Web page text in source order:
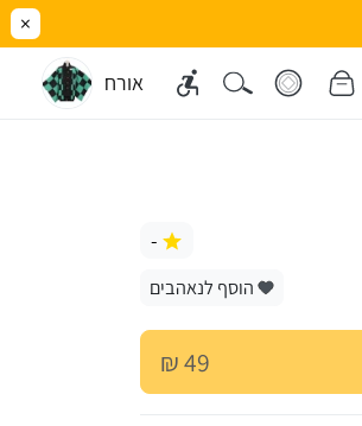
×
אורח
-
הוסף לנאהבים
49 ₪